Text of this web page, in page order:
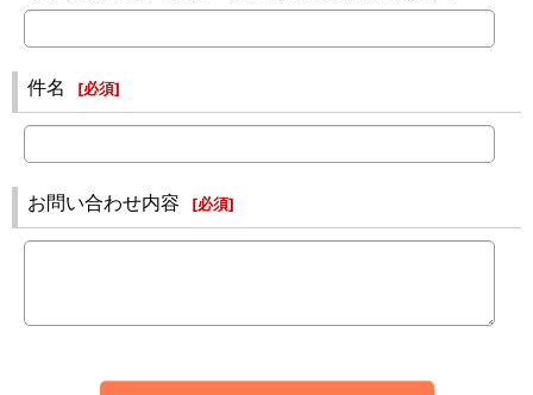
件名 [必須]
お問い合わせ内容 [必須]